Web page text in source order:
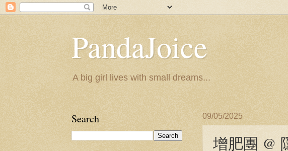
PandaJoice
A big girl lives with small dreams...
09/05/2025
增肥團 @
Search